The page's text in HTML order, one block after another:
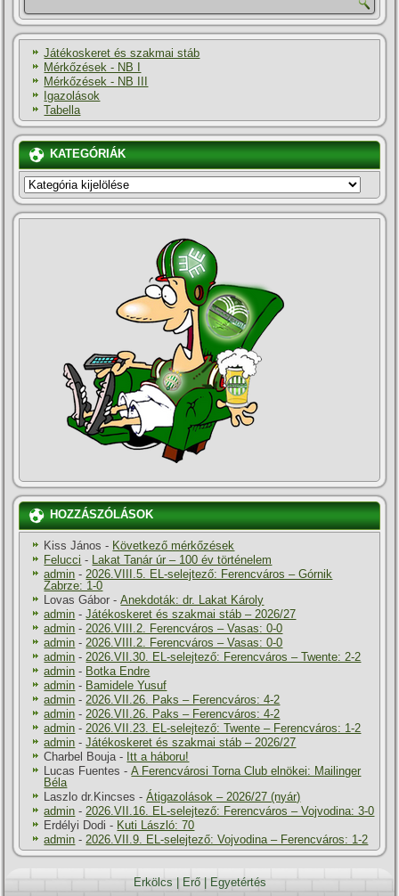
Játékoskeret és szakmai stáb
Mérkőzések - NB I
Mérkőzések - NB III
Igazolások
Tabella
KATEGÓRIÁK
KATEGÓRIÁK
HOZZÁSZÓLÁSOK
Kiss János - Következő mérkőzések
Felucci - Lakat Tanár úr – 100 év történelem
admin -2026.VIII.5. EL-selejtező: Ferencváros – Górnik
Zabrze: 1-0
Lovas Gábor -Anekdoták: dr. Lakat Károly
admin -Játékoskeret és szakmai stáb – 2026/27
admin -2026.VIII.2. Ferencváros – Vasas: 0-0
admin -2026.VIII.2. Ferencváros – Vasas: 0-0
admin -2026.VII.30. EL-selejtező: Ferencváros – Twente: 2-2
admin - Botka Endre
admin - Bamidele Yusuf
admin -2026.VII.26. Paks – Ferencváros: 4-2
admin -2026.VII.26. Paks – Ferencváros: 4-2
admin -2026.VII.23. EL-selejtező: Twente – Ferencváros: 1-2
admin -Játékoskeret és szakmai stáb – 2026/27
Charbel Bouja- Itt a háboru!
Lucas Fuentes -A Ferencvárosi Torna Club elnökei: Mailinger
Béla
Laszlo dr.Kincses -Átigazolások – 2026/27 (nyár)
admin -2026.VII.16. EL-selejtező: Ferencváros – Vojvodina: 3-0
Erdélyi Dodi - Kuti László: 70
admin -2026.VII.9. EL-selejtező: Vojvodina – Ferencváros: 1-2
Erkölcs Erő|
Egyetértés